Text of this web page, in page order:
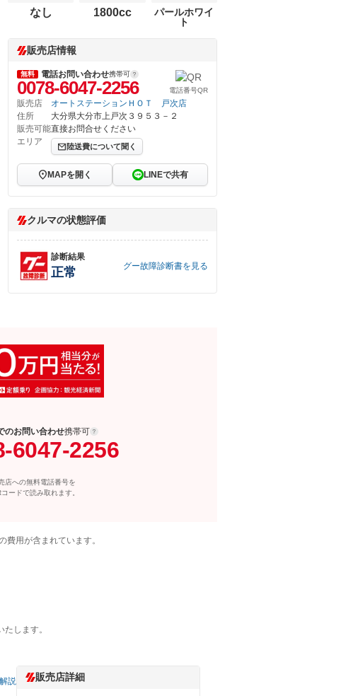
なし 1800cc
パールホワイ
ト
販売店情報
無料 電話お問い合わせ携帯可
0078-6047-2256 電話番号QR
販売店
オートステーションＨＯＴ 戸次店
住所
大分県大分市上戸次３９５３－２
販売可能
エリア
直接お問合せください
陸送費について聞く
MAPを開く LINEで共有
クルマの状態評価
診断結果
正常 グー故障診断書を見る
のお問い合わせ携帯可
6047-2256
店への無料電話番号を
ードで読み取れます。
用が含まれています。
します。
説 販売店詳細